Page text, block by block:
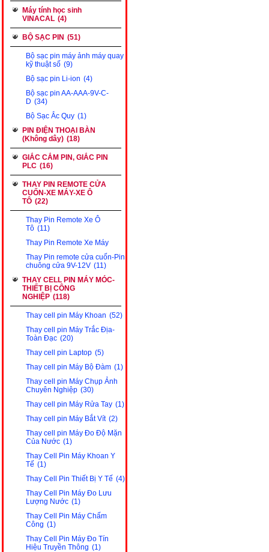
Máy tính học sinh
VINACAL (4)
BỘ SẠC PIN (51)
Bộ sạc pin máy ảnh máy quay
kỹ thuật số (9)
Bộ sạc pin Li-ion (4)
Bộ sạc pin AA-AAA-9V-C-
D (34)
Bộ Sạc Ắc Quy (1)
PIN ĐIỆN THOẠI BÀN
(Không dây) (18)
GIẮC CẮM PIN, GIẮC PIN
PLC (16)
THAY PIN REMOTE CỬA
CUỐN-XE MÁY-XE Ô
TÔ (22)
Thay Pin Remote Xe Ô
Tô (11)
Thay Pin Remote Xe Máy
Thay Pin remote cửa cuốn-Pin
chuông cửa 9V-12V (11)
THAY CELL PIN MÁY MÓC-
THIẾT BỊ CÔNG
NGHIỆP (118)
Thay cell pin Máy Khoan (52)
Thay cell pin Máy Trắc Địa-
Toàn Đạc (20)
Thay cell pin Laptop (5)
Thay cell pin Máy Bộ Đàm (1)
Thay cell pin Máy Chụp Ảnh
Chuyên Nghiệp (30)
Thay cell pin Máy Rửa Tay (1)
Thay cell pin Máy Bắt Vít (2)
Thay cell pin Máy Đo Độ Mặn
Của Nước (1)
Thay Cell Pin Máy Khoan Y
Tế (1)
Thay Cell Pin Thiết Bị Y Tế (4)
Thay Cell Pin Máy Đo Lưu
Lượng Nước (1)
Thay Cell Pin Máy Chấm
Công (1)
Thay Cell Pin Máy Đo Tín
Hiệu Truyền Thông (1)